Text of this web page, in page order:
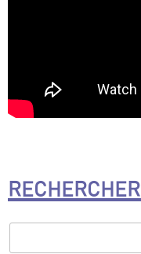
RECHERCHER